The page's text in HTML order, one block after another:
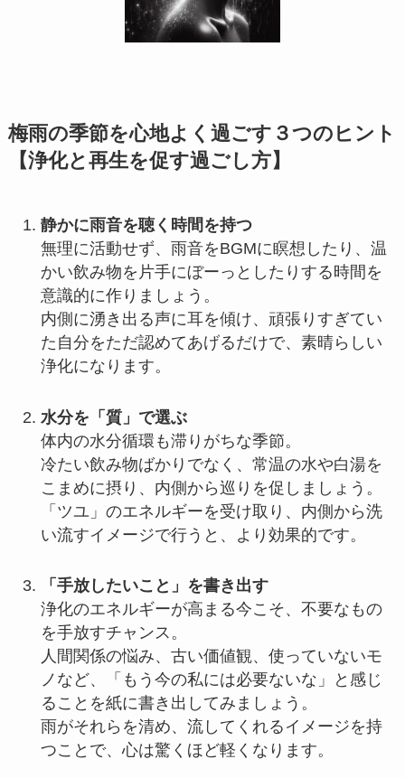
梅雨の季節を心地よく過ごす３つのヒント
【浄化と再生を促す過ごし方】
静かに雨音を聴く時間を持つ
無理に活動せず、雨音をBGMに瞑想したり、温
かい飲み物を片手にぼーっとしたりする時間を
意識的に作りましょう。
内側に湧き出る声に耳を傾け、頑張りすぎてい
た自分をただ認めてあげるだけで、素晴らしい
浄化になります。
水分を「質」で選ぶ
体内の水分循環も滞りがちな季節。
冷たい飲み物ばかりでなく、常温の水や白湯を
こまめに摂り、内側から巡りを促しましょう。
「ツユ」のエネルギーを受け取り、内側から洗
い流すイメージで行うと、より効果的です。
「手放したいこと」を書き出す
浄化のエネルギーが高まる今こそ、不要なもの
を手放すチャンス。
人間関係の悩み、古い価値観、使っていないモ
ノなど、「もう今の私には必要ないな」と感じ
ることを紙に書き出してみましょう。
雨がそれらを清め、流してくれるイメージを持
つことで、心は驚くほど軽くなります。